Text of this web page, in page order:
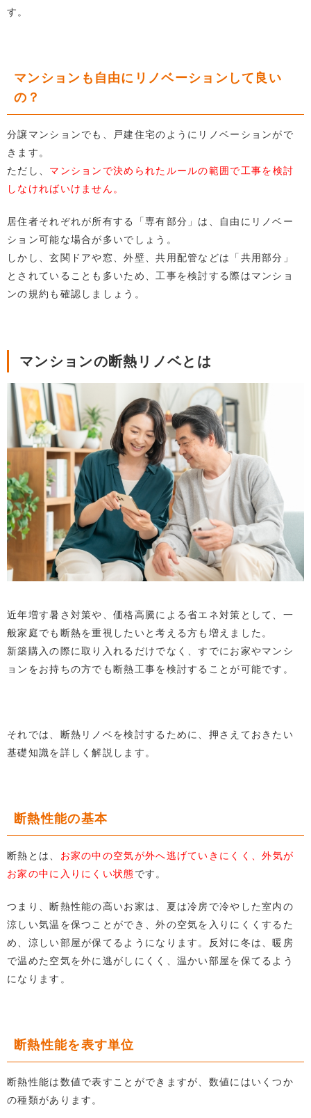
す。
マンションも自由にリノベーションして良い
の？
分譲マンションでも、戸建住宅のようにリノベーションがで
きます。
ただし、 マンションで決められたルールの範囲で工事を検討
しなければいけません。
居住者それぞれが所有する「専有部分」は、自由にリノベー
ション可能な場合が多いでしょう。
しかし、玄関ドアや窓、外壁、共用配管などは「共用部分」
とされていることも多いため、工事を検討する際はマンショ
ンの規約も確認しましょう。
マンションの断熱リノベとは
近年増す暑さ対策や、価格高騰による省エネ対策として、一
般家庭でも断熱を重視したいと考える方も増えました。
新築購入の際に取り入れるだけでなく、すでにお家やマンシ
ョンをお持ちの方でも断熱工事を検討することが可能です。
それでは、断熱リノベを検討するために、押さえておきたい
基礎知識を詳しく解説します。
断熱性能の基本
断熱とは、 お家の中の空気が外へ逃げていきにくく、外気が
お家の中に入りにくい状態です。
つまり、断熱性能の高いお家は、夏は冷房で冷やした室内の
涼しい気温を保つことができ、外の空気を入りにくくするた
め、涼しい部屋が保てるようになります。反対に冬は、暖房
で温めた空気を外に逃がしにくく、温かい部屋を保てるよう
になります。
断熱性能を表す単位
断熱性能は数値で表すことができますが、数値にはいくつか
の種類があります。